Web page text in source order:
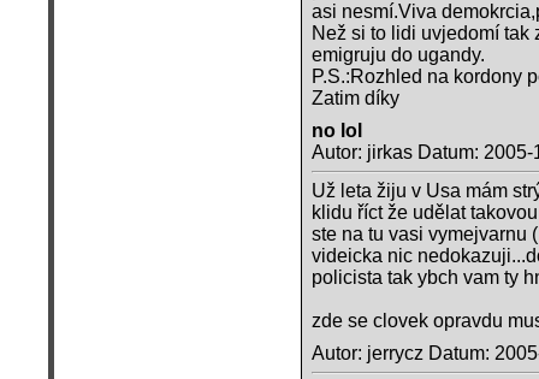
asi nesmí.Viva
Než si to lidi uvjedomí tak
emigruju do ugandy.
P.S.:Rozhled na kordony
Zatim díky
no lol
Autor: jirkas Datum: 2005-
Už leta žiju v Usa mám
klidu říct že udělat
ste na tu vasi vymejvarnu
videicka nic
policista tak ybch vam ty
zde se clovek opravdu
Autor: jerrycz Datum: